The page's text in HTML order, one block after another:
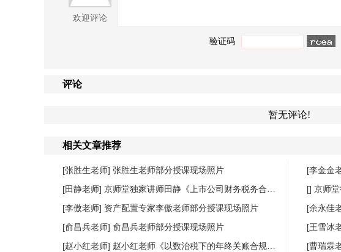
欢迎评论
验证码
评论
暂无评论!
相关文章推荐
[张胜生老师] 张胜生老师部分授课现场照片
[田静老师] 京师堂独家讲师田静《上市公司财务税务合规管理提升》课程圆满结束
[李傲老师] 资产配置专家李傲老师部分授课现场照片
[俞昌兵老师] 俞昌兵老师部分授课现场照片
[赵小红老师] 赵小红老师《以数治税下的年终关账合规与汇缴高频风险防控》课程圆满落幕！
[李金金
[] 京师
[余永佳
[王雪冰
[曹瑞霖